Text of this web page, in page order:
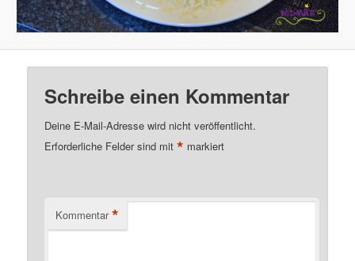
Schreibe einen Kommentar
Deine E-Mail-Adresse wird nicht veröffentlicht.
Erforderliche Felder sind mit* markiert
Kommentar *